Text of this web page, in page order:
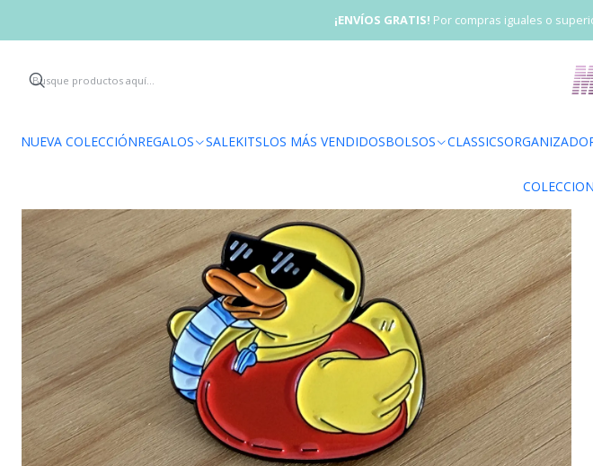
NUEVA COLECCIÓNREGALOS SALEKITSLOS MÁS VENDIDOSBOLSOS CLASSICS
¡ENVÍOS GRATIS! Por compras iguales o
Inicio VER TODO